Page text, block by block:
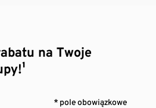
na Twoje
* pole obowiązkowe